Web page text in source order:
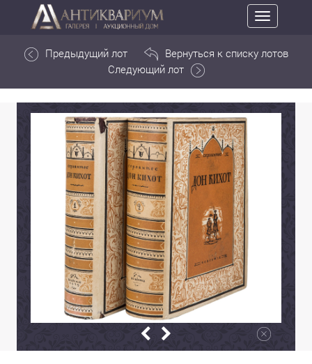
Toggle
navigation
Предыдущий лот
Вернуться к списку лотов
Следующий лот